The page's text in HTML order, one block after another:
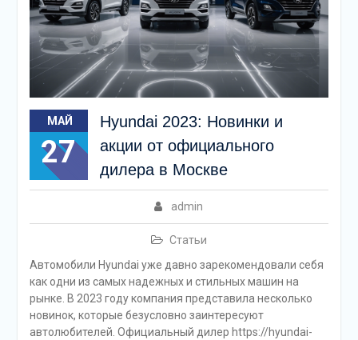
МАЙ
27
Hyundai 2023: Новинки и
акции от официального
дилера в Москве
admin
Статьи
Автомобили Hyundai уже давно зарекомендовали себя
как одни из самых надежных и стильных машин на
рынке. В 2023 году компания представила несколько
новинок, которые безусловно заинтересуют
автолюбителей. Официальный дилер https://hyundai-